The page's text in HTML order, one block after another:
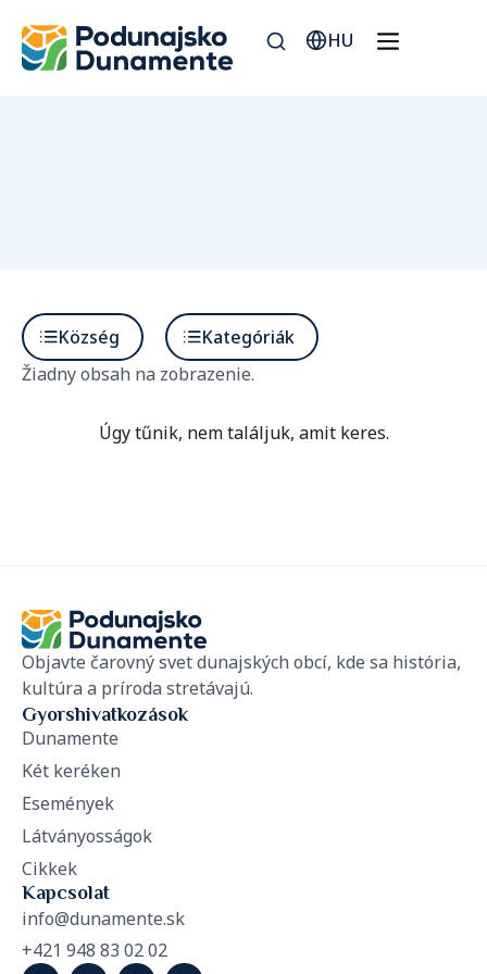
HU
Község
Kategóriák
Žiadny obsah na zobrazenie.
Úgy tűnik, nem találjuk, amit keres.
Objavte čarovný svet dunajských obcí, kde sa história,
kultúra a príroda stretávajú.
Gyorshivatkozások
Dunamente
Két keréken
Események
Látványosságok
Cikkek
Kapcsolat
info@dunamente.sk
+421 948 83 02 02